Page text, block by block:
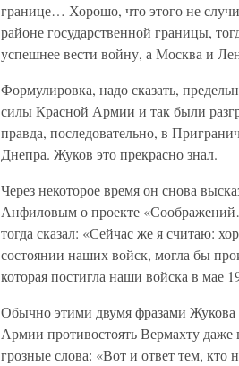
границе… Хорошо, что этого не
районе государственной границы,
успешнее вести войну, а Москва и
Формулировка, надо сказать,
силы Красной Армии и так были
правда, последовательно, в
Днепра. Жуков это прекрасно знал.
Через некоторое время он снова
Анфиловым о проекте
тогда сказал: «Сейчас же я считаю:
состоянии наших войск, могла бы
которая постигла наши войска в мае
Обычно этими двумя фразами Жукова
Армии противостоять Вермахту даже
грозные слова: «Вот и ответ тем,